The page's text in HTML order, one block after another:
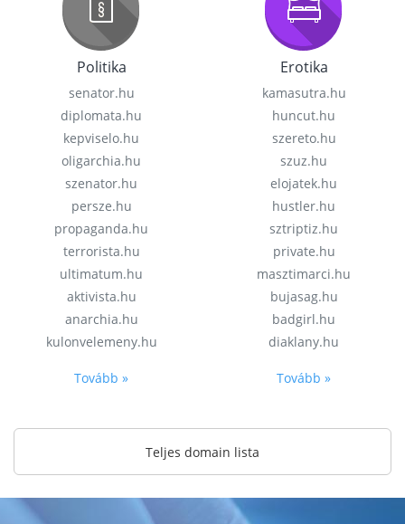
Politika
senator.hu
diplomata.hu
kepviselo.hu
oligarchia.hu
szenator.hu
persze.hu
propaganda.hu
terrorista.hu
ultimatum.hu
aktivista.hu
anarchia.hu
kulonvelemeny.hu
Tovább »
Erotika
kamasutra.hu
huncut.hu
szereto.hu
szuz.hu
elojatek.hu
hustler.hu
sztriptiz.hu
private.hu
masztimarci.hu
bujasag.hu
badgirl.hu
diaklany.hu
Tovább »
Teljes domain lista